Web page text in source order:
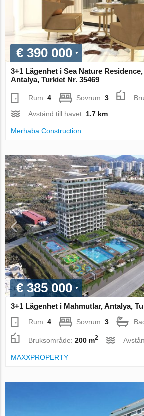
€ 390 000
3+1 Lägenhet i Sea Nature
Antalya, Turkiet Nr. 35469
Rum:4 Sovrum:3
Avstånd till havet: 1.7 km
Merhaba Construction
€ 385 000
3+1 Lägenhet i Mahmutlar, Antalya,
Rum:4 Sovrum:3
Bruksområde:200 m2
MAXXPROPERTY